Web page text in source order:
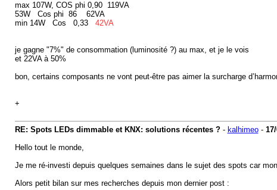
max 107W, COS phi 0,90 119VA
53W Cos phi 86 62VA
min 14W Cos 0,33 42VA
je gagne "7%" de consommation (luminosité ?) au max, et je le vois
et 22VA à 50%
bon, certains composants ne vont peut-être pas aimer la surcharge
+
RE: Spots LEDs dimmable et KNX: solutions récentes ?- kalhimeo-
Hello tout le monde,
Je me ré-investi depuis quelques semaines dans le sujet des spots car
Alors petit bilan sur mes recherches depuis mon dernier post :